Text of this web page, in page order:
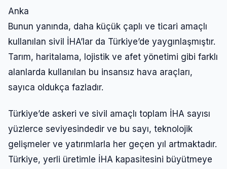
Anka
Bunun yanında, daha küçük çaplı ve ticari amaçlı
kullanılan sivil İHA’lar da Türkiye’de yaygınlaşmıştır.
Tarım, haritalama, lojistik ve afet yönetimi gibi farklı
alanlarda kullanılan bu insansız hava araçları,
sayıca oldukça fazladır.
Türkiye’de askeri ve sivil amaçlı toplam İHA sayısı
yüzlerce seviyesindedir ve bu sayı, teknolojik
gelişmeler ve yatırımlarla her geçen yıl artmaktadır.
Türkiye, yerli üretimle İHA kapasitesini büyütmeye